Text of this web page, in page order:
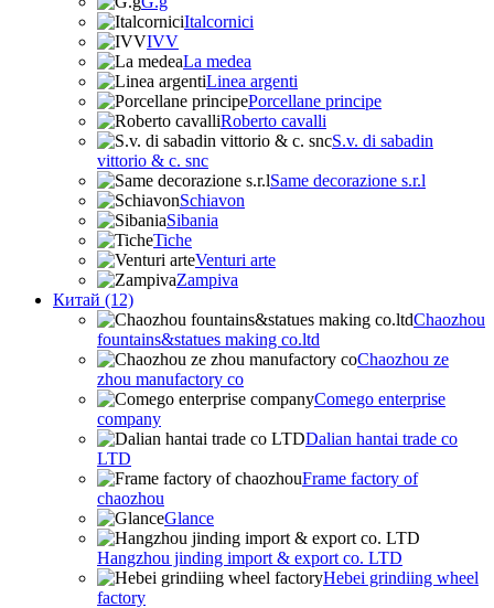
Italcornici
IVV
La medea
Linea argenti
Porcellane principe
Roberto cavalli
S.v. di sabadin
vittorio & c. snc
Same decorazione s.r.l
Schiavon
Sibania
Tiche
Venturi arte
Zampiva
Китай (12)
Chaozhou
fountains&statues making co.ltd
Chaozhou ze
zhou manufactory co
Comego enterprise
company
Dalian hantai trade co
LTD
Frame factory of
chaozhou
Glance
Hangzhou jinding import & export co. LTD
Hebei grindiing wheel
factory